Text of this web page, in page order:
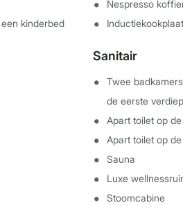
kinderbed
Nespresso
Sanitair
Twee
de eerste
Apart toilet op
Apart toilet op
Sauna
Luxe
Stoomcabine